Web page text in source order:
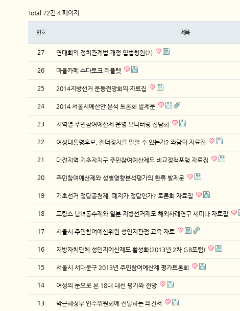
Total 72건 4 페이지
번호 제목
27 연대회의 정치관계법 개정 입법청원(2)
26 마을카페 수다토크 리플렛
25 2014지방선거 운동전망회의 자료집
24 2014 서울시예산안 분석 토론회 발제문
23 지역별 주민참여예산제 운영 모니터링 집담회
22 여성대통령후보, 젠더정치를 말할 수 있는가? 좌담회 자료집
21 대전지역 기초자치구 주민참여예산제도 비교정책포럼 자료집
20 주민참여예산제와 성별영향분석평가의 환류 발제문
19 기초선거 정당공천제, 폐지가 정답인가? 토론회 자료집
18 프랑스 남녀동수제와 일본 지방선거제도 해외사례연구 세미나 자료집
17 서울시 주민참여예산위원 성인지관점 교육 자료
16 지방자치단체 성인지예산제도 활성화(2013년 2차 GB포럼)
15 서울시 서대문구 2013년 주민참여예산제 평가토론회
14 여성의 눈으로 본 18대 대선 평가와 전망
13 박근혜정부 인수위원회에 전달하는 의견서